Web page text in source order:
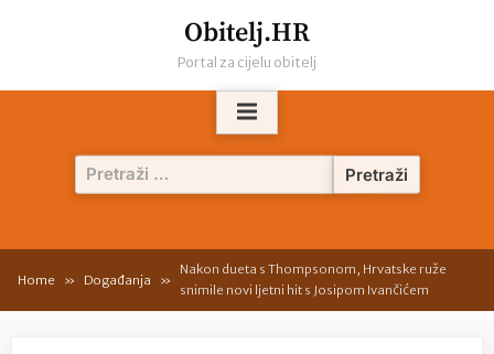
Obitelj.HR
Portal za cijelu obitelj
Pretraži:
Home Događanja
Nakon dueta s Thompsonom, Hrvatske ruže
snimile novi ljetni hit s Josipom Ivančićem